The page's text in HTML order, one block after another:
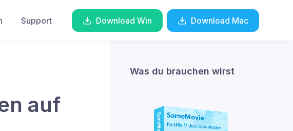
Download Win Download Mac
Support
auf
Was du brauchen wirst